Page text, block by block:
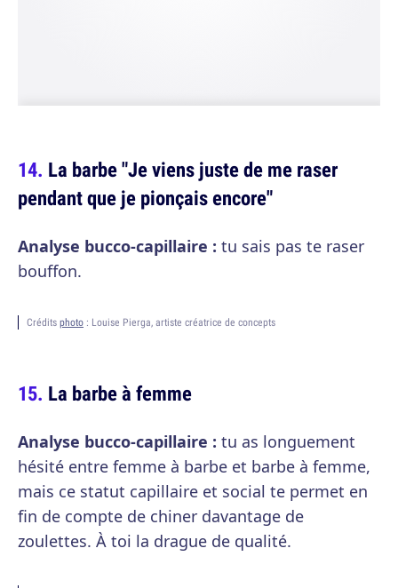
La barbe "Je viens juste de me raser
pendant que je pionçais encore"
Analyse bucco-capillaire : tu sais pas te raser
bouffon.
Crédits photo : Louise Pierga, artiste créatrice de concepts
La barbe à femme
Analyse bucco-capillaire : tu as longuement
hésité entre femme à barbe et barbe à femme,
mais ce statut capillaire et social te permet en
fin de compte de chiner davantage de
zoulettes. À toi la drague de qualité.